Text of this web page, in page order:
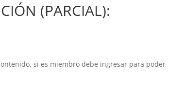
(PARCIAL):
si es miembro debe ingresar para poder